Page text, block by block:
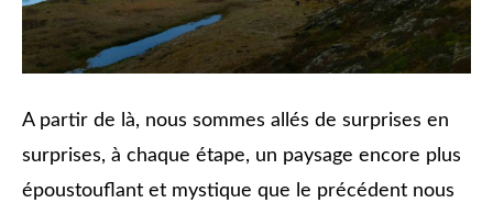
A partir de là, nous sommes allés de surprises en
surprises, à chaque étape, un paysage encore plus
époustouflant et mystique que le précédent nous